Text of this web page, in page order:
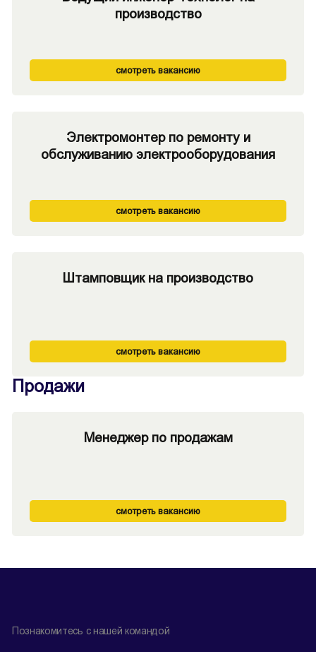
производство
смотреть вакансию
Электромонтер по ремонту и
обслуживанию электрооборудования
смотреть вакансию
Штамповщик на производство
смотреть вакансию
Продажи
Менеджер по продажам
смотреть вакансию
Познакомитесь с нашей командой